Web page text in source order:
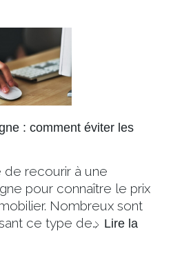
: comment éviter les
de recourir à une
pour connaître le prix
Nombreux sont
ce type de… Lire la